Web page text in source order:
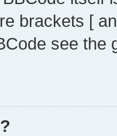
brackets [
see